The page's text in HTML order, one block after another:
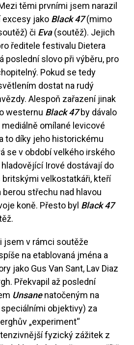
těmi prvními jsem narazil
excesy jako Black 47(mimo
či Eva(soutěž). Jejich
ředitele festivalu Dietera
poslední slovo při výběru, pro
Pokud se tedy
dostat na rudý
Alespoň zařazení jinak
westernu Black 47by dávalo
omílané levicové
to díky jeho historickému
se v období velkého irského
Irové dostávají do
velkostatkáři, kteří
střechu nad hlavou
koně. Přesto byl Black 47
jsem v rámci soutěže
na etablovaná jména a
jako Gus Van Sant, Lav Diaz
Překvapil až poslední
Unsanenatočeným na
objektivy) za
„experiment“
fyzický zážitek z